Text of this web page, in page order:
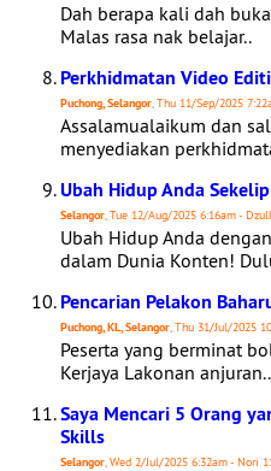
Dah berapa kali dah
Malas rasa nak belajar..
Perkhidmatan Video
Puchong, Selangor, Thu 11/Sep/2025
Assalamualaikum dan
menyediakan
Ubah Hidup Anda
Selangor, Tue 12/Aug/2025 6:16am -
Ubah Hidup Anda
dalam Dunia Konten!
Pencarian Pelakon
Puchong, KL, Selangor, Thu 31/Jul/2025
Peserta yang berminat
Kerjaya Lakonan anjuran..
Saya Mencari 5 Orang
Skills
Selangor, Wed 2/Jul/2025 6:32am - Nori